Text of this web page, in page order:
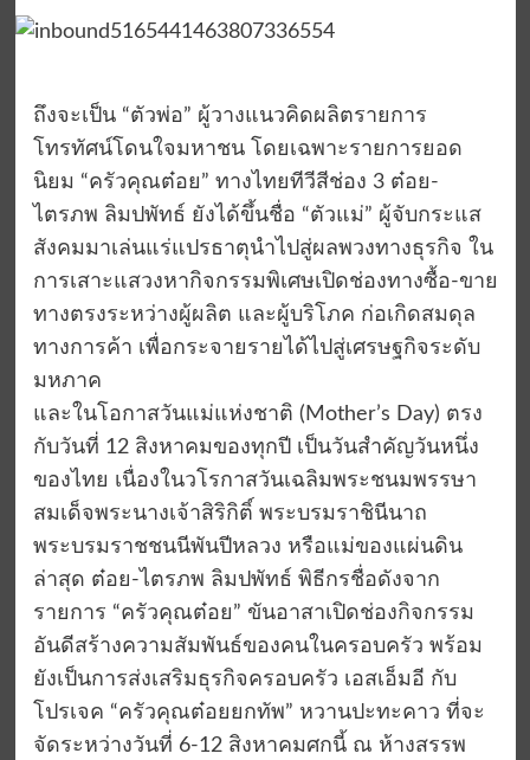
ถึงจะเป็น “ตัวพ่อ” ผู้วางแนวคิดผลิตรายการ
โทรทัศน์โดนใจมหาชน โดยเฉพาะรายการยอด
นิยม “ครัวคุณต๋อย” ทางไทยทีวีสีช่อง 3 ต๋อย-
ไตรภพ ลิมปพัทธ์ ยังได้ขึ้นชื่อ “ตัวแม่” ผู้จับกระแส
สังคมมาเล่นแร่แปรธาตุนำไปสู่ผลพวงทางธุรกิจ ใน
การเสาะแสวงหากิจกรรมพิเศษเปิดช่องทางซื้อ-ขาย
ทางตรงระหว่างผู้ผลิต และผู้บริโภค ก่อเกิดสมดุล
ทางการค้า เพื่อกระจายรายได้ไปสู่เศรษฐกิจระดับ
มหภาค
และในโอกาสวันแม่แห่งชาติ (Mother’s Day) ตรง
กับวันที่ 12 สิงหาคมของทุกปี เป็นวันสำคัญวันหนึ่ง
ของไทย เนื่องในวโรกาสวันเฉลิมพระชนมพรรษา
สมเด็จพระนางเจ้าสิริกิติ์ พระบรมราชินีนาถ
พระบรมราชชนนีพันปีหลวง หรือแม่ของแผ่นดิน
ล่าสุด ต๋อย-ไตรภพ ลิมปพัทธ์ พิธีกรชื่อดังจาก
รายการ “ครัวคุณต๋อย” ขันอาสาเปิดช่องกิจกรรม
อันดีสร้างความสัมพันธ์ของคนในครอบครัว พร้อม
ยังเป็นการส่งเสริมธุรกิจครอบครัว เอสเอ็มอี กับ
โปรเจค “ครัวคุณต๋อยยกทัพ” หวานปะทะคาว ที่จะ
จัดระหว่างวันที่ 6-12 สิงหาคมศกนี้ ณ ห้างสรรพ